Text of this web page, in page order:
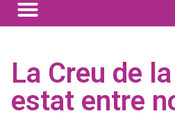
La Creu de
estat entre